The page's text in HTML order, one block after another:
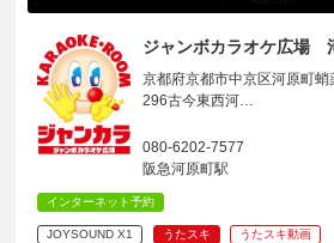
ジャンボカラオケ広場
京都府京都市中京区河原町
296古今東西河…
080-6202-7577
阪急河原町駅
インターネット予約
JOYSOUND X1 うたスキ
うたスキ動画